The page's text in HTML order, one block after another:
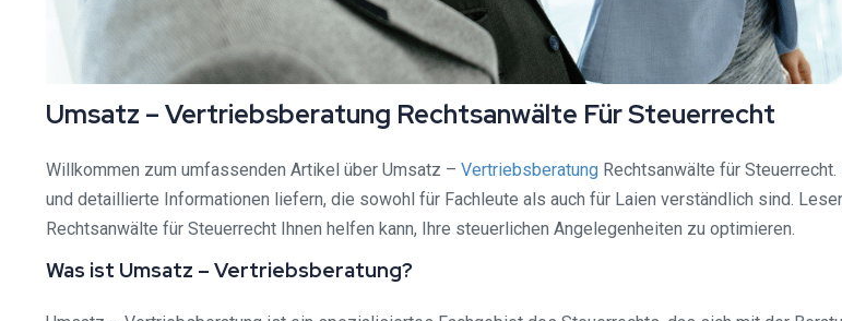
Umsatz – Vertriebsberatung Rechtsanwälte Für Steuerrecht
Willkommen zum umfassenden Artikel über Umsatz – Vertriebsberatung Rechtsanwälte für
und detaillierte Informationen liefern, die sowohl für Fachleute als auch für Laien verständlich sind.
Rechtsanwälte für Steuerrecht Ihnen helfen kann, Ihre steuerlichen Angelegenheiten zu optimieren.
Was ist Umsatz – Vertriebsberatung?